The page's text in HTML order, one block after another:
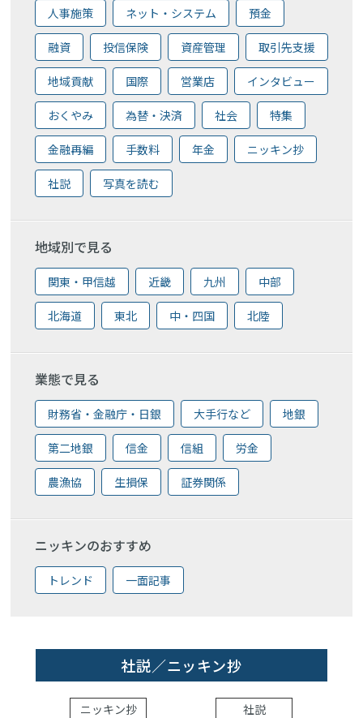
人事施策 ネット・システム 預金
融資 投信保険 資産管理 取引先支援
地域貢献 国際 営業店 インタビュー
おくやみ 為替・決済 社会 特集
金融再編 手数料 年金 ニッキン抄
社説 写真を読む
地域別で見る
関東・甲信越 近畿 九州 中部
北海道 東北 中・四国 北陸
業態で見る
財務省・金融庁・日銀 大手行など 地銀
第二地銀 信金 信組 労金
農漁協 生損保 証券関係
ニッキンのおすすめ
トレンド 一面記事
社説／ニッキン抄
ニッキン抄 社説